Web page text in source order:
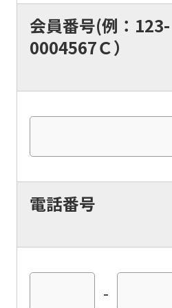
会員番号(例：123-
0004567Ｃ）
電話番号
-